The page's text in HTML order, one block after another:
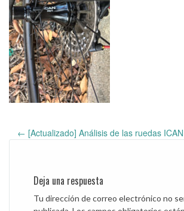
Post
← [Actualizado] Análisis de las ruedas
Deja una respuesta
Tu dirección de correo electrónico no